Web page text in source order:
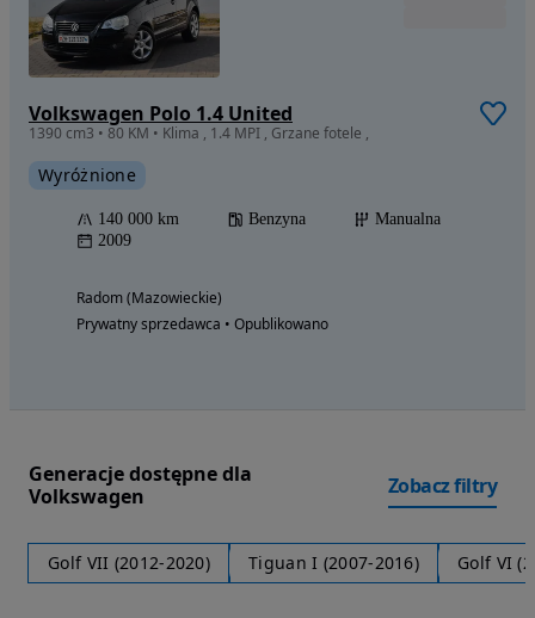
Volkswagen Polo 1.4 United
1390 cm3 • 80 KM • Klima , 1.4 MPI , Grzane fotele ,
Wyróżnione
140 000 km Benzyna
Manualna
2009
Radom (Mazowieckie)
Prywatny sprzedawca • Opublikowano
Generacje dostępne dla
Volkswagen
Zobacz filtry
Golf VII (2012-2020) Tiguan I (2007-2016) Golf VI